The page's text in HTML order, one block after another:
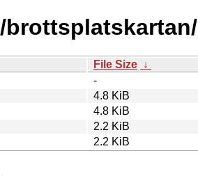
File Size ↓
-
4.8 KiB
4.8 KiB
2.2 KiB
2.2 KiB